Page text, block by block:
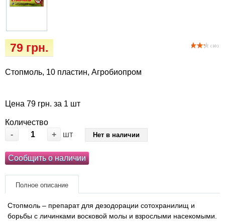
( 10 )
79 грн.
Стопмоль, 10 пластин, Агробиопром
Цена 79 грн. за 1 шт
Количество
-
+ шт Нет в наличии
Сообщить о наличии
Полное описание
Стопмоль – препарат для дезодорации сотохранилищ и
борьбы с личинками восковой молы и взрослыми насекомыми.
Vet Diet Canine Wet – ветеринарные диеты
Лежаки, домики, охлаждая коврики
Миски, автокормушки, поилки
Одежда и обувь
Переноски, сумки, клетки
Послеоперационные средства и
расходные материалы
Подарочные сертификаты
Товары для голубей